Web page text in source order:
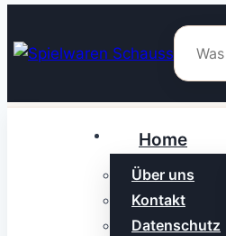
Inhalt
springen
Home
Über uns
Kontakt
Datenschutz